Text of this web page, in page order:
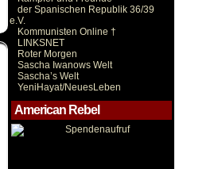
der Spanischen Republik 36/39
e.V.
Kommunisten Online †
LINKSNET
Roter Morgen
Sascha Iwanows Welt
Sascha’s Welt
YeniHayat/NeuesLeben
American Rebel